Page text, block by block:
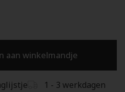
aan winkelmandje
1 - 3 werkdagen